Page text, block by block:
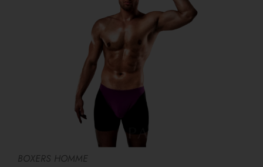
BOXERS HOMME